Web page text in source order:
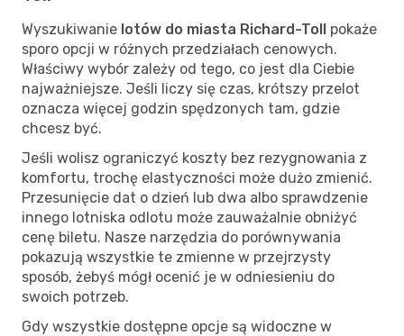
Wyszukiwanie lotów do miasta Richard-Toll pokaże
sporo opcji w różnych przedziałach cenowych.
Właściwy wybór zależy od tego, co jest dla Ciebie
najważniejsze. Jeśli liczy się czas, krótszy przelot
oznacza więcej godzin spędzonych tam, gdzie
chcesz być.
Jeśli wolisz ograniczyć koszty bez rezygnowania z
komfortu, trochę elastyczności może dużo zmienić.
Przesunięcie dat o dzień lub dwa albo sprawdzenie
innego lotniska odlotu może zauważalnie obniżyć
cenę biletu. Nasze narzędzia do porównywania
pokazują wszystkie te zmienne w przejrzysty
sposób, żebyś mógł ocenić je w odniesieniu do
swoich potrzeb.
Gdy wszystkie dostępne opcje są widoczne w